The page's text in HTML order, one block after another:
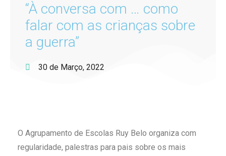
“À conversa com … como
falar com as crianças sobre
a guerra”
30 de Março, 2022
O Agrupamento de Escolas Ruy Belo organiza com
regularidade, palestras para pais sobre os mais